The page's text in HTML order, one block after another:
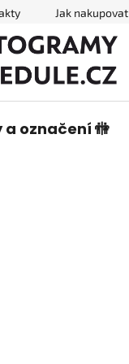
Jak nakupovat
označení 🚻